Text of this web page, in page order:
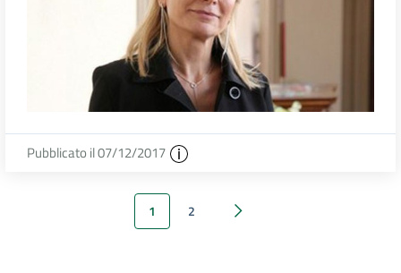
Pubblicato il 07/12/2017
1 2 Successivi 6 elementi